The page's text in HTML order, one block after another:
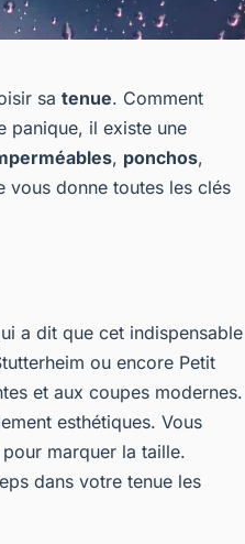
sa tenue. Comment
panique, il existe une
, ponchos,
vous donne toutes les clés
a dit que cet indispensable
ou encore Petit
et aux coupes modernes.
esthétiques. Vous
marquer la taille.
dans votre tenue les